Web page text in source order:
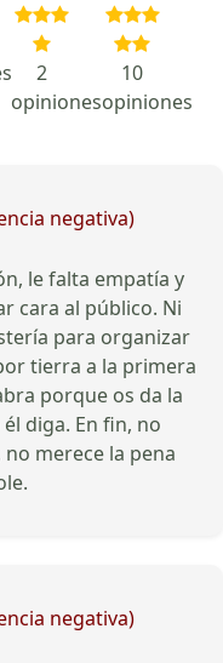
2
opiniones
10
opiniones
negativa)
le falta empatía y
cara al público. Ni
para organizar
tierra a la primera
porque os da la
diga. En fin, no
merece la pena
negativa)